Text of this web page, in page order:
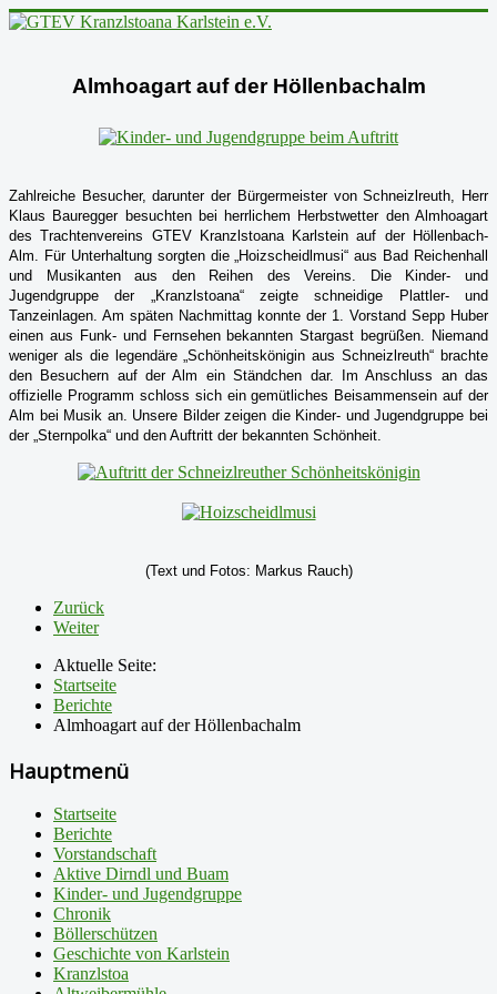
Almhoagart auf der Höllenbachalm
Zahlreiche Besucher, darunter der Bürgermeister von Schneizlreuth, Herr
Klaus Bauregger besuchten bei herrlichem Herbstwetter den Almhoagart
des Trachtenvereins GTEV Kranzlstoana Karlstein auf der Höllenbach-
Alm. Für Unterhaltung sorgten die „Hoizscheidlmusi“ aus Bad Reichenhall
und Musikanten aus den Reihen des Vereins. Die Kinder- und
Jugendgruppe der „Kranzlstoana“ zeigte schneidige Plattler- und
Tanzeinlagen. Am späten Nachmittag konnte der 1. Vorstand Sepp Huber
einen aus Funk- und Fernsehen bekannten Stargast begrüßen. Niemand
weniger als die legendäre „Schönheitskönigin aus Schneizlreuth“ brachte
den Besuchern auf der Alm ein Ständchen dar. Im Anschluss an das
offizielle Programm schloss sich ein gemütliches Beisammensein auf der
Alm bei Musik an. Unsere Bilder zeigen die Kinder- und Jugendgruppe bei
der „Sternpolka“ und den Auftritt der bekannten Schönheit.
(Text und Fotos: Markus Rauch)
Zurück
Weiter
Aktuelle Seite:
Startseite
Berichte
Almhoagart auf der Höllenbachalm
Hauptmenü
Startseite
Berichte
Vorstandschaft
Aktive Dirndl und Buam
Kinder- und Jugendgruppe
Chronik
Böllerschützen
Geschichte von Karlstein
Kranzlstoa